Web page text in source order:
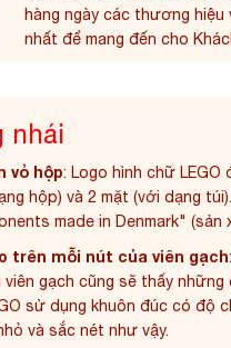
hàng ngày các thương
nhất để mang đến cho
nhái
vỏ hộp: Logo hình chữ
hộp) và 2 mặt (với dạng
made in Denmark" (sản
trên mỗi nút của viên gạch
viên gạch cũng sẽ thấy
sử dụng khuôn đúc có
và sắc nét như vậy.